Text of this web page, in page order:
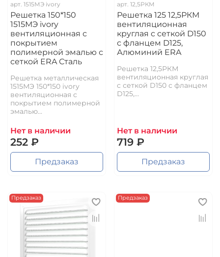
арт. 1515МЭ ivory
Решетка 150*150
1515МЭ ivory
вентиляционная с
покрытием
полимерной эмалью с
сеткой ERA Сталь
Решетка металлическая
1515МЭ 150*150 ivory
вентиляционная с
покрытием полимерной
эмалью...
Нет в наличии
252 ₽
Предзаказ
арт. 12,5РКМ
Решетка 125 12,5РКМ
вентиляционная
круглая c сеткой D150
с фланцем D125,
Алюминий ERA
Решетка 12,5РКМ
вентиляционная круглая
c сеткой D150 с фланцем
D125,...
Нет в наличии
719 ₽
Предзаказ
Предзаказ Предзаказ